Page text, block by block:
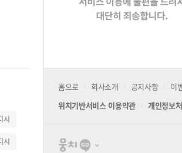
시
시
홈으로 회사소개 공지사항 이
위치기반서비스 이용약관
개인정보
뭉